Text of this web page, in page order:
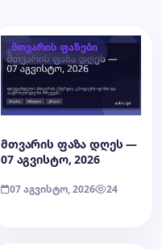
მთვარის ფაზები
მთვარის ფაზა დღეს —
07 აგვისტო, 2026
07 აგვისტო, 2026 24